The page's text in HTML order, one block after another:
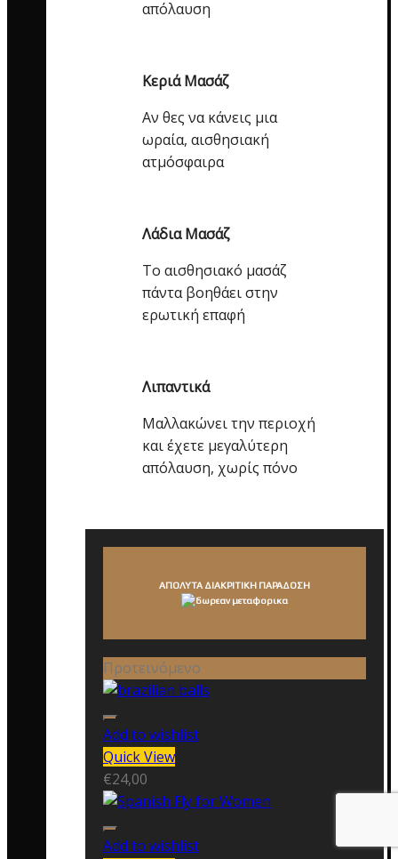
απόλαυση
Κεριά Μασάζ
Αν θες να κάνεις μια
ωραία, αισθησιακή
ατμόσφαιρα
Λάδια Μασάζ
Το αισθησιακό μασάζ
πάντα βοηθάει στην
ερωτική επαφή
Λιπαντικά
Μαλλακώνει την περιοχή
και έχετε μεγαλύτερη
απόλαυση, χωρίς πόνο
ΑΠΟΛΥΤΑ ΔΙΑΚΡΙΤΙΚΗ ΠΑΡΑΔΟΣΗ
Προτεινόμενο
Add to wishlist
Quick View
€24,00
Add to wishlist